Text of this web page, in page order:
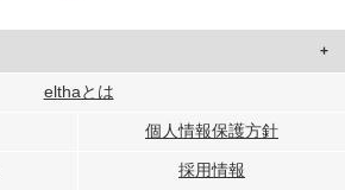
用して、ユーザーに合わせたコンテンツや広告の
解析の各パートナーに提供しています。
elthaとは
個人情報保護方針
採用情報